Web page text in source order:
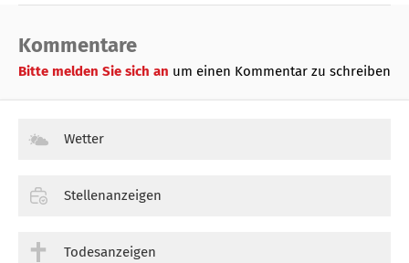
Kommentare
Bitte melden Sie sich an um einen Kommentar zu schreiben
Wetter
Stellenanzeigen
Todesanzeigen